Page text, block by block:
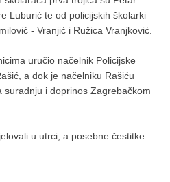
Luburić te od policijskih školarki
- Vranjić i Ružica Vranjković.
uručio načelnik Policijske
a dok je načelniku Rašiću
suradnju i doprinos Zagrebačkom
u utrci, a posebne čestitke